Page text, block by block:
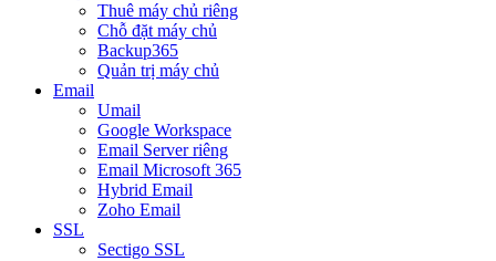
Thuê máy chủ riêng
Chỗ đặt máy chủ
Backup365
Quản trị máy chủ
Email
Umail
Google Workspace
Email Server riêng
Email Microsoft 365
Hybrid Email
Zoho Email
SSL
Sectigo SSL